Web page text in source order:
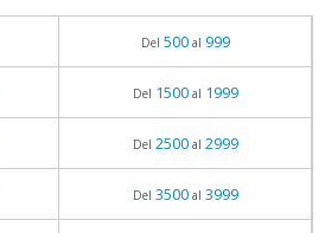
Del 500al 999
Del 1500al 1999
Del 2500al 2999
Del 3500al 3999